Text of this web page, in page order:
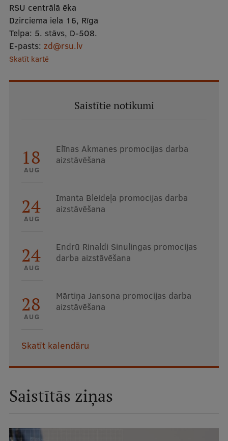
RSU centrālā ēka
Dzirciema iela 16, Rīga
Telpa: 5. stāvs, D-508.
E-pasts: zd@rsu.lv
Skatīt kartē
Saistītie notikumi
18
AUG
Elīnas Akmanes promocijas darba
aizstāvēšana
24
AUG
Imanta Bleideļa promocijas darba
aizstāvēšana
24
AUG
Endrū Rinaldi Sinulingas promocijas
darba aizstāvēšana
28
AUG
Mārtiņa Jansona promocijas darba
aizstāvēšana
Skatīt kalendāru
Saistītās ziņas